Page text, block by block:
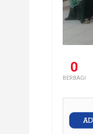
0
BERBAGI